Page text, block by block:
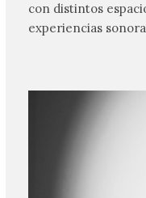
con distintos
experiencias